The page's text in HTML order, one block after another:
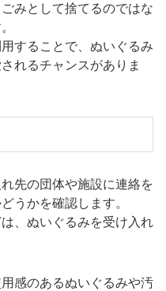
みとして捨てるのではな
することで、ぬいぐるみ
れるチャンスがありま
先の団体や施設に連絡を
うかを確認します。
、ぬいぐるみを受け入れ
感のあるぬいぐるみや汚